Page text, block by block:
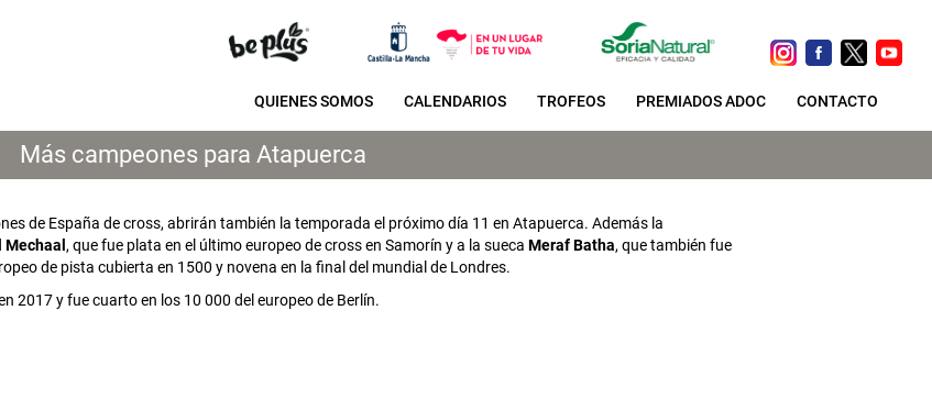
QUIENES SOMOS CALENDARIOS TROFEOS PREMIADOS ADOC CONTACTO
Más campeones para Atapuerca
de España de cross, abrirán también la temporada el próximo día 11 en Atapuerca. Además la
Mechaal , que fue plata en el último europeo de cross en Samorín y a la sueca Meraf Batha, que también fue
de pista cubierta en 1500 y novena en la final del mundial de Londres.
2017 y fue cuarto en los 10 000 del europeo de Berlín.